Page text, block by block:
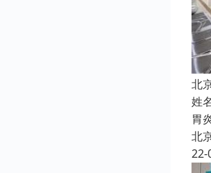
北
姓
胃
北
22-